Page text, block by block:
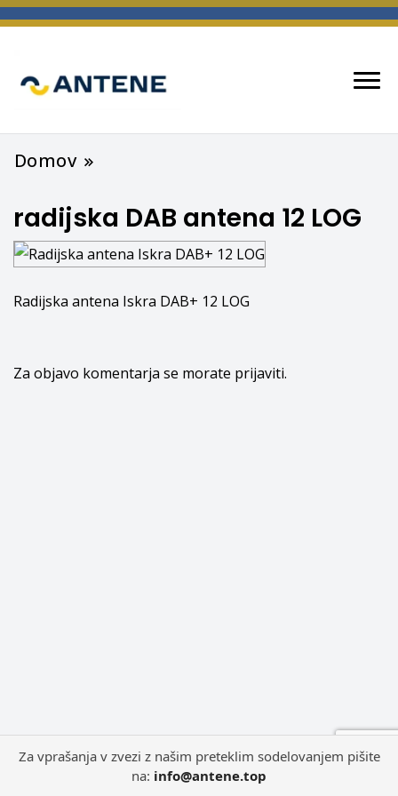
Domov
radijska DAB antena 12 LOG
Radijska antena Iskra DAB+ 12 LOG
Za objavo komentarja se morate prijaviti.
Za vprašanja v zvezi z našim preteklim sodelovanjem pišite
na: info@antene.top